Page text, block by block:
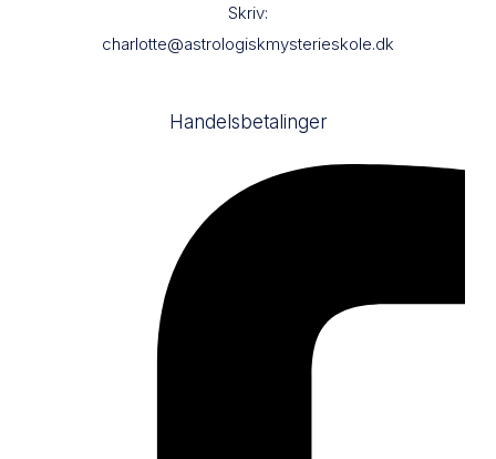
Skriv:
charlotte@astrologiskmysterieskole.dk
Handelsbetalinger